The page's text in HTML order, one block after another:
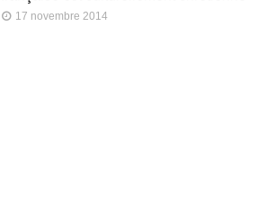
17 novembre 2014